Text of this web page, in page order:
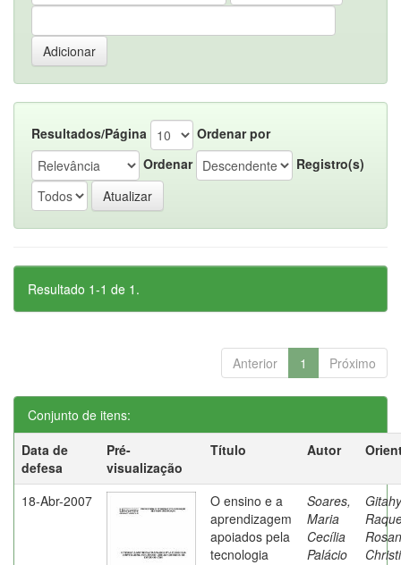
Resultados/Página
Ordenar por
Ordenar
Registro(s)
Resultado 1-1 de 1.
Anterior 1 Próximo
Conjunto de itens:
Data de
defesa
Pré-
visualização
Título Autor
18-Abr-2007
O ensino e a
aprendizagem
apoiados pela
tecnologia
Soares,
Maria
Cecília
Palácio
Rosan